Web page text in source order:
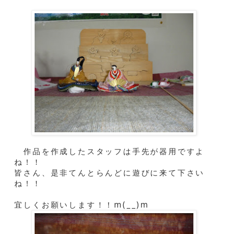
作品を作成したスタッフは手先が器用ですよ
ね！！
皆さん、是非てんとらんどに遊びに来て下さい
ね！！
宜しくお願いします！！m(__)m